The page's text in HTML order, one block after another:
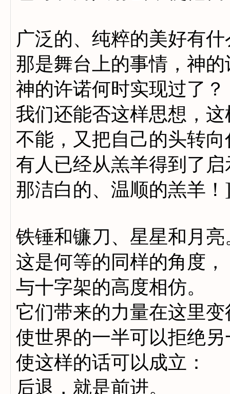
广泛的、纯粹的美好有
那是舞台上的事情，神
神的许诺何时实现过了？
我们还能否这样思想，
不能，又把自己的头转
有人已经从羔羊得到了启
那洁白的、温顺的羔羊！
铁锤和镰刀、星星和月亮
这是何等的同样的角度，
与十字架的高度相仿。
它们带来的力量在这里
使世界的一半可以拒绝另
使这样的话可以成立：
后退，就是前进。